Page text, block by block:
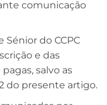
comunicação
do CCPC
e das
salvo as
do presente artigo.